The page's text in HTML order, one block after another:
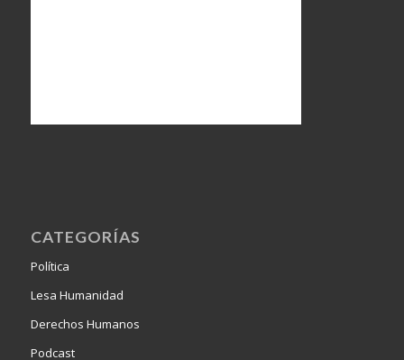
CATEGORÍAS
Política
Lesa Humanidad
Derechos Humanos
Podcast